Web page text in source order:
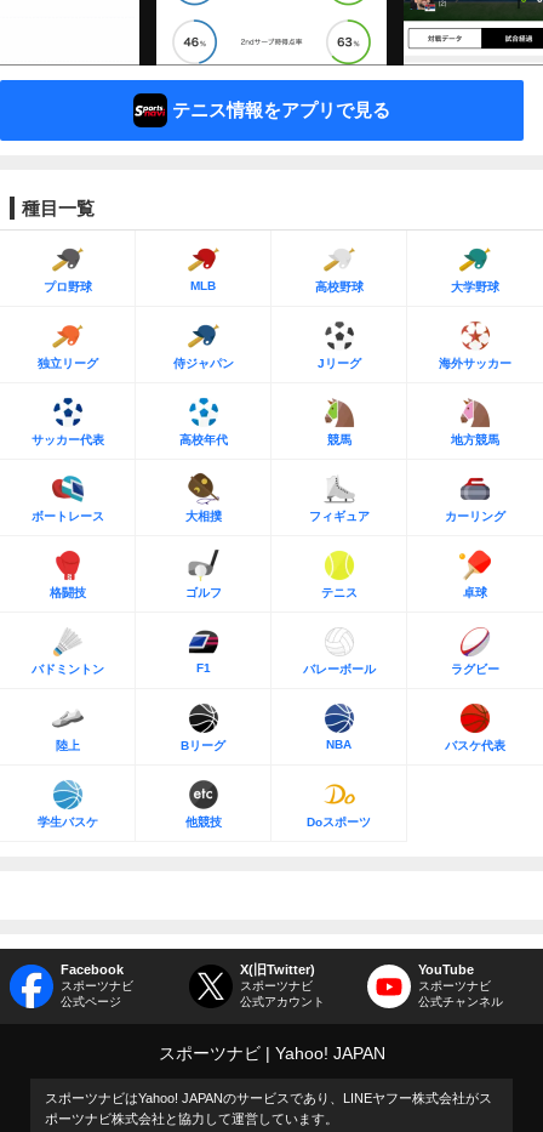
テニス情報をアプリで見る
種目一覧
プロ野球 MLB 高校野球 大学野球
独立リーグ 侍ジャパン Jリーグ 海外サッカー
サッカー代表 高校年代 競馬 地方競馬
ボートレース 大相撲 フィギュア カーリング
格闘技 ゴルフ テニス 卓球
バドミントン F1 バレーボール ラグビー
陸上 Bリーグ NBA バスケ代表
学生バスケ 他競技 Doスポーツ
Facebook
スポーツナビ
公式ページ
X(旧Twitter)
スポーツナビ
公式アカウント
YouTube
スポーツナビ
公式チャンネル
スポーツナビ Yahoo! JAPAN
スポーツナビはYahoo! JAPANのサービスであり、LINEヤフー株式会社がス
ポーツナビ株式会社と協力して運営しています。